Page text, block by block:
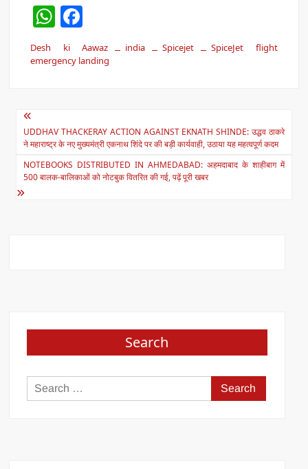
W
h
at
p
p
a
c
o
o
k
Desh ki Aawaz india Spicejet
SpiceJet flight
emergency landing
Post
navigation
UDDHAV THACKERAY ACTION AGAINST EKNATH SHINDE: उद्धव ठाकरे
ने महाराष्ट्र के नए मुख्यमंत्री एकनाथ शिंदे पर की बड़ी कार्यवाही, उठाया यह महत्वपूर्ण कदम
NOTEBOOKS DISTRIBUTED IN AHMEDABAD: अहमदाबाद के शाहीबाग में
500 बालक-बालिकाओं को नोटबुक वितरित की गई, पढ़ें पूरी खबर
Search
Search
for: